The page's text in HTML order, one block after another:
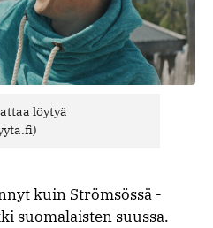
löytyä
kuin Strömsössä -
suomalaisten suussa.